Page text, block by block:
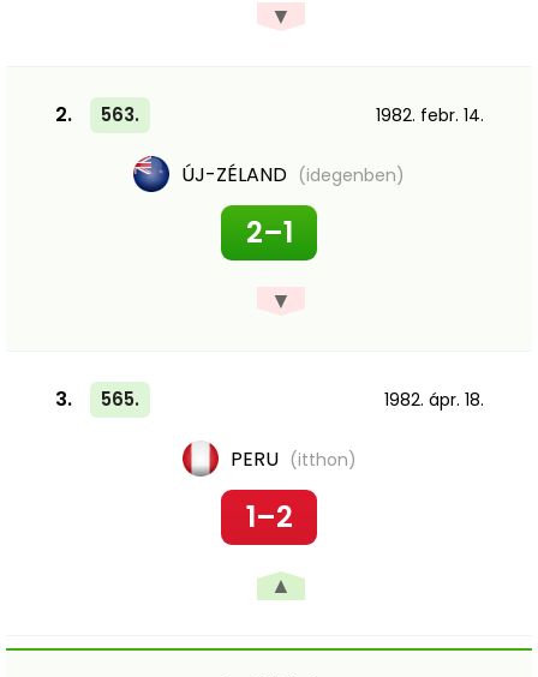
▼
2. 563. 1982. febr. 14.
ÚJ-ZÉLAND (idegenben)
2–1
▼
3. 565. 1982. ápr. 18.
PERU (itthon)
1–2
▲